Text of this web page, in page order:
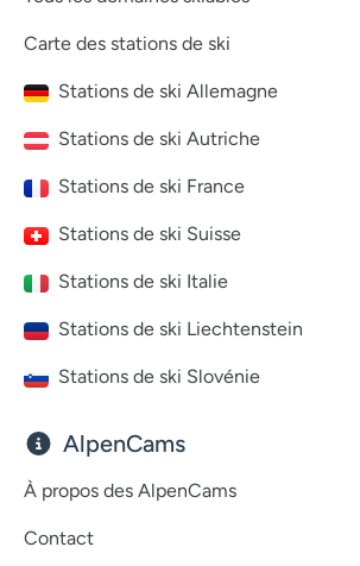
Carte des stations de ski
Stations de ski Allemagne
Stations de ski Autriche
Stations de ski France
Stations de ski Suisse
Stations de ski Italie
Stations de ski Liechtenstein
Stations de ski Slovénie
AlpenCams
À propos des AlpenCams
Contact